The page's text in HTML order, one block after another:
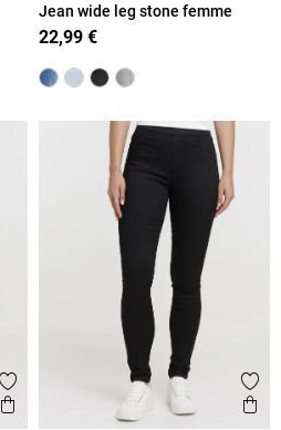
Jean wide leg stone femme
22,99 €
Ajouter aux favoris
Aperçu rapide